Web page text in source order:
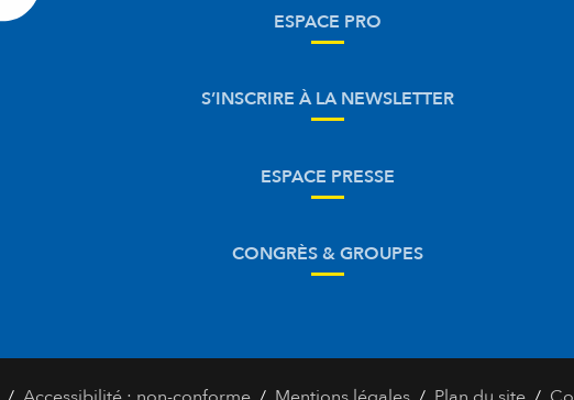
ESPACE PRO
S’INSCRIRE À LA NEWSLETTER
ESPACE PRESSE
CONGRÈS & GROUPES